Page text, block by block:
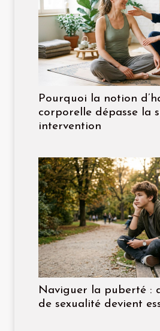
Pourquoi la notion
corporelle dépasse la
intervention
Naviguer la puberté :
de sexualité devient